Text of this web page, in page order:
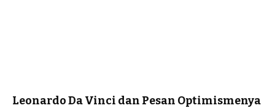
Leonardo Da Vinci dan Pesan Optimismenya